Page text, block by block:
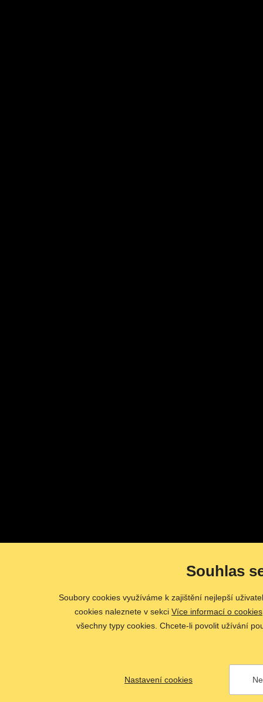
Souhlas
Soubory cookies využíváme k zajištění nejlepší
cookies naleznete v sekci Více informací o cookies
všechny typy cookies. Chcete-li povolit užívání
Nastavení cookies